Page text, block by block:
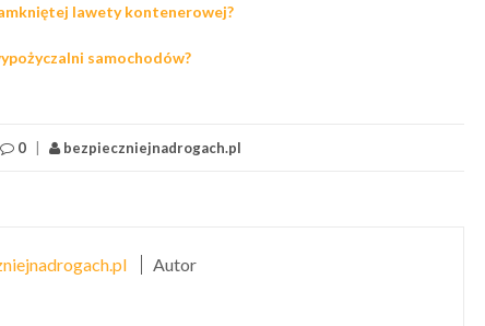
lawety kontenerowej?
samochodów?
0 bezpieczniejnadrogach.pl
Autor